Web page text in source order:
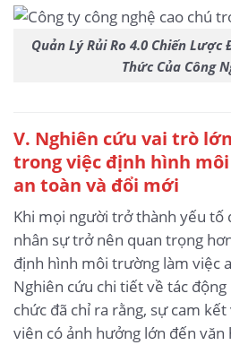
Quản Lý Rủi Ro 4.0 Chiến
Thức Của Công
V. Nghiên cứu vai trò
trong việc định hình
an toàn và đổi mới
Khi mọi người trở thành yếu tố
nhân sự trở nên quan trọng
định hình môi trường làm việc
Nghiên cứu chi tiết về tác
chức đã chỉ ra rằng, sự cam
viên có ảnh hưởng lớn đến văn